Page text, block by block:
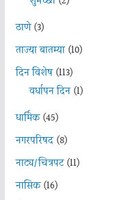
ठाणे(3)
ताज्या बातम्या(10)
दिन विशेष(113)
वर्धापन दिन(1)
धार्मिक(45)
नगरपरिषद(8)
नाट्य/चित्रपट(11)
नासिक(16)